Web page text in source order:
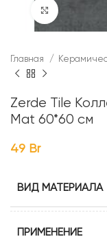
Главная
Zerde Tile
Mat 60*60 см
49 Br
ВИД МАТЕРИАЛА
ПРИМЕНЕНИЕ